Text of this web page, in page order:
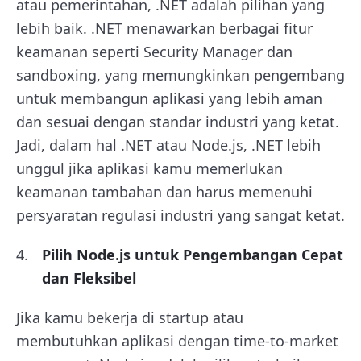
atau pemerintahan, .NET adalah pilihan yang
lebih baik. .NET menawarkan berbagai fitur
keamanan seperti Security Manager dan
sandboxing, yang memungkinkan pengembang
untuk membangun aplikasi yang lebih aman
dan sesuai dengan standar industri yang ketat.
Jadi, dalam hal .NET atau Node.js, .NET lebih
unggul jika aplikasi kamu memerlukan
keamanan tambahan dan harus memenuhi
persyaratan regulasi industri yang sangat ketat.
Pilih Node.js untuk Pengembangan Cepat
dan Fleksibel
Jika kamu bekerja di startup atau
membutuhkan aplikasi dengan time-to-market